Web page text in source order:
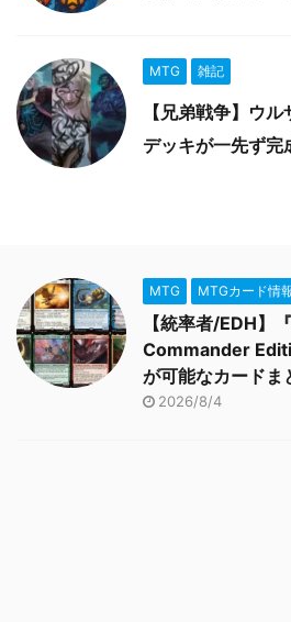
MTG 雑記
【兄弟戦争】ウ
デッキが一先ず完
MTG MTGカード情
【統率者/EDH
Commander
が可能なカードま
2026/8/4